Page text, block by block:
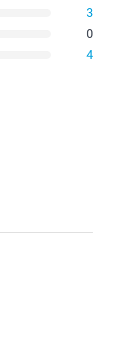
3
0
4
pour votre